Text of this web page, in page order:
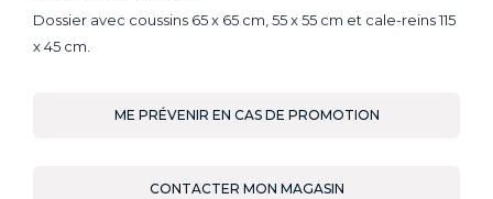
Dossier avec coussins 65 x 65 cm, 55 x 55 cm et cale-reins 115
x 45 cm.
ME PRÉVENIR EN CAS DE PROMOTION
CONTACTER MON MAGASIN